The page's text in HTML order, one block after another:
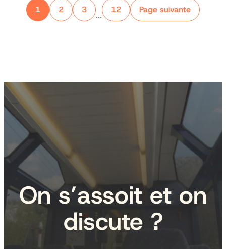
1 2 3
…
12 Page suivante
On s’assoit et on
discute ?